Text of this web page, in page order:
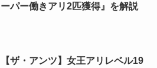
ーパー働きアリ2匹獲得』を解説
【ザ・アンツ】女王アリレベル19